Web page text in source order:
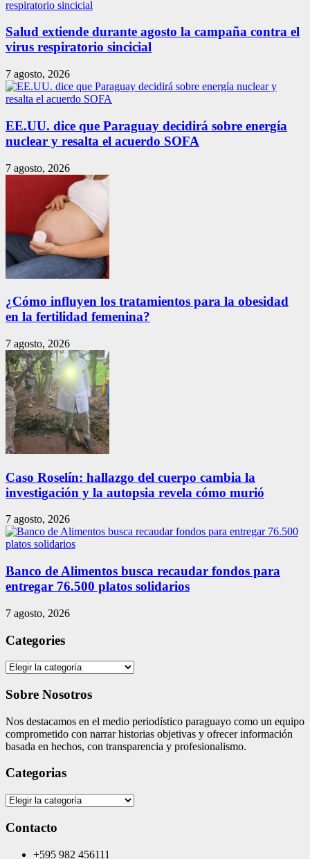
Salud extiende durante agosto la campaña contra el
virus respiratorio sincicial
7 agosto, 2026
EE.UU. dice que Paraguay decidirá sobre energía
nuclear y resalta el acuerdo SOFA
7 agosto, 2026
¿Cómo influyen los tratamientos para la obesidad
en la fertilidad femenina?
7 agosto, 2026
Caso Roselín: hallazgo del cuerpo cambia la
investigación y la autopsia revela cómo murió
7 agosto, 2026
Banco de Alimentos busca recaudar fondos para
entregar 76.500 platos solidarios
7 agosto, 2026
Categories
Categories
Sobre Nosotros
Nos destacamos en el medio periodístico paraguayo como un equipo
comprometido con narrar historias objetivas y ofrecer información
basada en hechos, con transparencia y profesionalismo.
Categorias
Categorias
Contacto
+595 982 456111